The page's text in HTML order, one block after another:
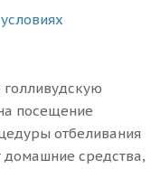
посещение
отбеливания
домашние средства,